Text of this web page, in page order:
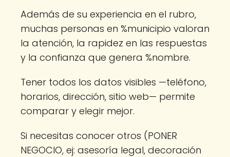
Además de su experiencia en el rubro,
muchas personas en %municipio valoran
la atención, la rapidez en las respuestas
y la confianza que genera %nombre.
Tener todos los datos visibles —teléfono,
horarios, dirección, sitio web— permite
comparar y elegir mejor.
Si necesitas conocer otros (PONER
NEGOCIO, ej: asesoría legal, decoración